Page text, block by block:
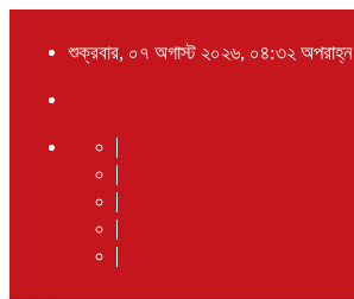
শুক্রবার, ০৭ অগাস্ট ২০২৬, ০৪:৩২ অপরাহ্ন